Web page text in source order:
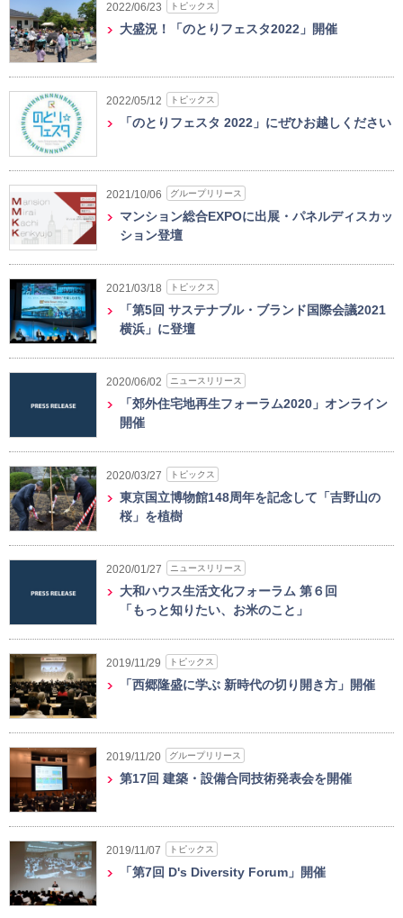
2022/06/23 トピックス
大盛況！「のとりフェスタ2022」開催
2022/05/12 トピックス
「のとりフェスタ 2022」にぜひお越しください
2021/10/06 グループリリース
マンション総合EXPOに出展・パネルディスカッ
ション登壇
2021/03/18 トピックス
「第5回 サステナブル・ブランド国際会議2021
横浜」に登壇
2020/06/02 ニュースリリース
「郊外住宅地再生フォーラム2020」オンライン
開催
2020/03/27 トピックス
東京国立博物館148周年を記念して「吉野山の
桜」を植樹
2020/01/27 ニュースリリース
大和ハウス生活文化フォーラム 第６回
「もっと知りたい、お米のこと」
2019/11/29 トピックス
「西郷隆盛に学ぶ 新時代の切り開き方」開催
2019/11/20 グループリリース
第17回 建築・設備合同技術発表会を開催
2019/11/07 トピックス
「第7回 D's Diversity Forum」開催